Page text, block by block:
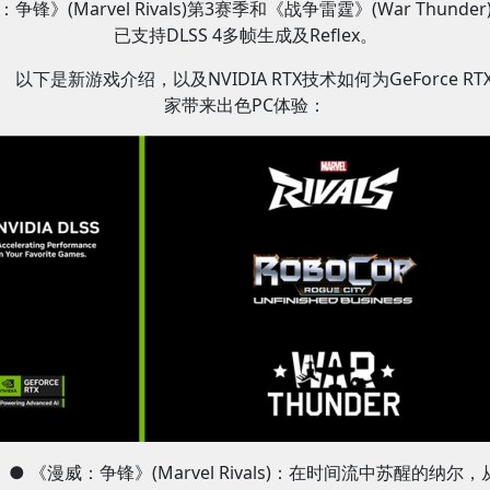
争锋》(Marvel Rivals)第3赛季和《战争雷霆》(War
已支持DLSS 4多帧生成及Reflex。
以下是新游戏介绍，以及NVIDIA RTX技术如何为GeForce
家带来出色PC体验：
● 《漫威：争锋》(Marvel Rivals)：在时间流中苏醒的纳尔，